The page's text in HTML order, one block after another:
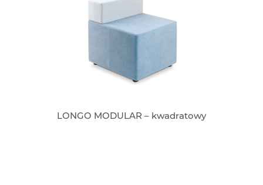
LONGO MODULAR – kwadratowy